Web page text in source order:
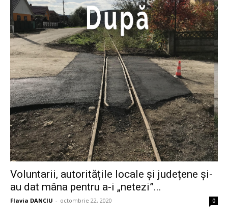
Voluntarii, autoritățile locale și județene și-
au dat mâna pentru a-i „netezi”...
Flavia DANCIU - octombrie 22, 2020 0